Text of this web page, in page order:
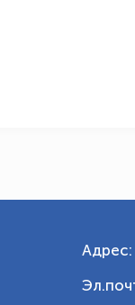
Адрес: